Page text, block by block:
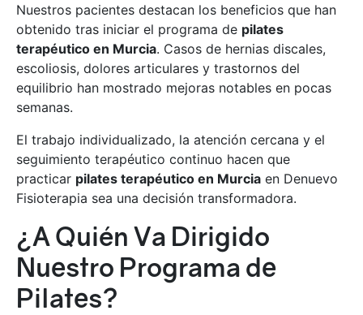
Nuestros pacientes destacan los beneficios que han
obtenido tras iniciar el programa de pilates
terapéutico en Murcia. Casos de hernias discales,
escoliosis, dolores articulares y trastornos del
equilibrio han mostrado mejoras notables en pocas
semanas.
El trabajo individualizado, la atención cercana y el
seguimiento terapéutico continuo hacen que
practicar pilates terapéutico en Murcia en Denuevo
Fisioterapia sea una decisión transformadora.
¿A Quién Va Dirigido
Nuestro Programa de
Pilates?